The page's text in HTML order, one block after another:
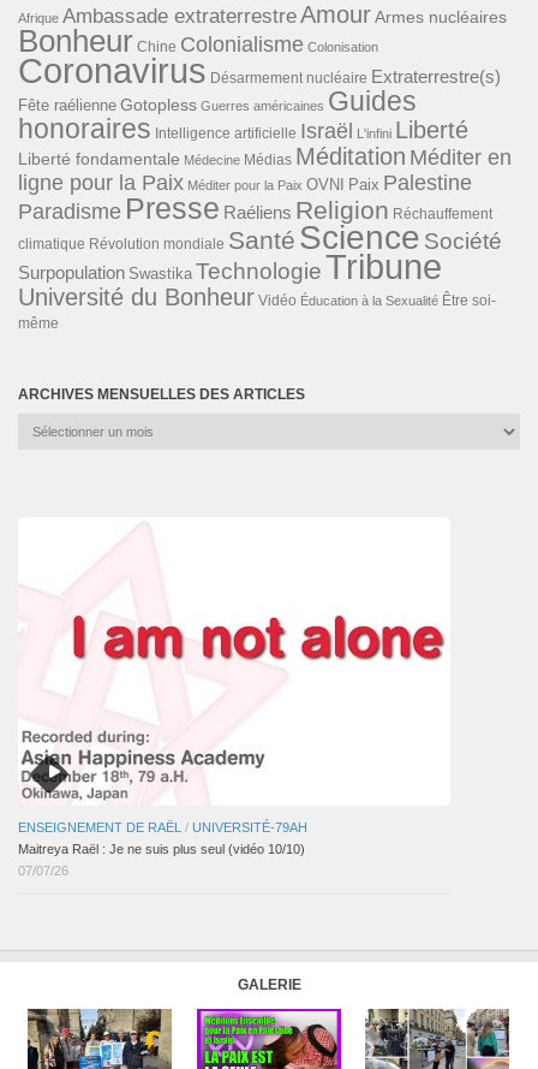
Afrique Ambassade extraterrestreAmourArmes nucléaires
Bonheur Chine Colonialisme Colonisation
Coronavirus Désarmement nucléaire Extraterrestre(s)
Fête raélienne Gotopless Guerres américaines Guides
honoraires Intelligence artificielle Israël L'infini Liberté
Liberté fondamentale Médecine Médias Méditation Méditer en
ligne pour la Paix Méditer pour la Paix OVNI Paix Palestine
Paradisme Presse Raéliens Religion Réchauffement
climatique Révolution mondiale Santé Science Société
Surpopulation Swastika TechnologieTribune
Université du Bonheur Vidéo Éducation à la Sexualité Être soi-
même
ARCHIVES MENSUELLES DES ARTICLES
Archives
ENSEIGNEMENT DE RAËL / UNIVERSITÉ-79AH
Maitreya Raël : Je ne suis plus seul (vidéo 10/10)
07/07/26
GALERIE